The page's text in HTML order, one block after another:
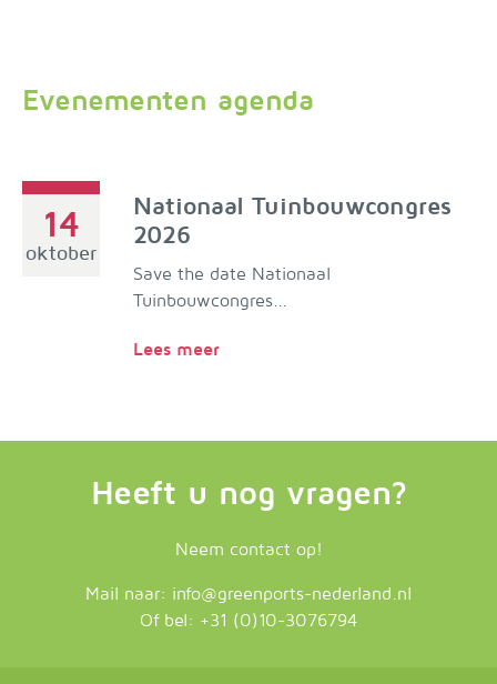
Evenementen agenda
14
oktober
Nationaal Tuinbouwcongres
2026
Save the date Nationaal
Tuinbouwcongres...
Lees meer
Heeft u nog vragen?
Neem contact op!
Mail naar: info@greenports-nederland.nl
Of bel: +31 (0)10-3076794